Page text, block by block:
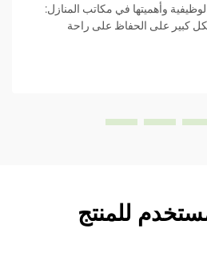
وأهميتها في مكاتب المنازل:
كبير على الحفاظ على راحة
للمنتج